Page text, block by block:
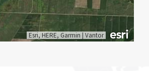
Esri, HERE, Garmin | Vantor